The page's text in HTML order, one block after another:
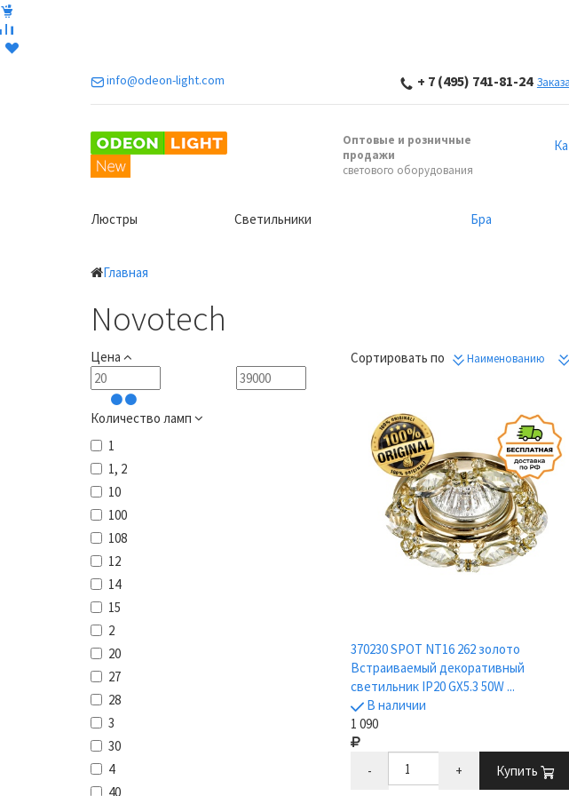
info@odeon-light.com + 7 (495) 741-81-24
Оптовые и розничные
продажи
светового оборудования
Люстры Светильники Бра
Главная
Novotech
Цена
Количество ламп
1
1, 2
10
100
108
12
14
15
2
20
27
28
3
30
4
40
Сортировать по Наименованию
370230 SPOT NT16 262 золото
Встраиваемый декоративный
светильник IP20 GX5.3 50W ...
В наличии
1 090
- + Купить